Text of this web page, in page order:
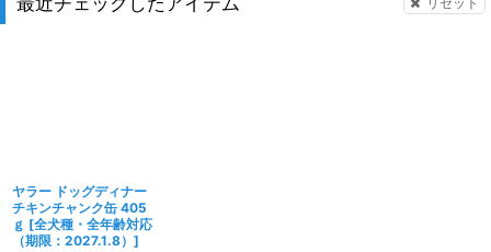
ヤラー ドッグディナー
チキンチャンク缶 405
ｇ [全犬種・全年齢対応
（期限：2027.1.8） ]